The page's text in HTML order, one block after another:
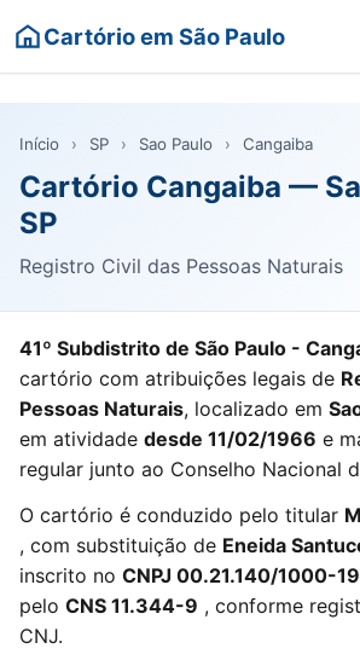
Cartório em São Paulo
Início › SP › Sao Paulo › Cangaiba
Cartório Cangaiba —
SP
Registro Civil das Pessoas Naturais
41º Subdistrito de São Paulo -
cartório com atribuições legais de
Pessoas Naturais, localizado em
em atividade desde 11/02/1966 e
regular junto ao Conselho Nacional
O cartório é conduzido pelo titular
, com substituição de Eneida
inscrito no CNPJ 00.21.140/1000-19
pelo CNS 11.344-9 , conforme
CNJ.